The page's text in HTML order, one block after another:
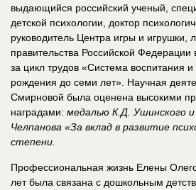
выдающийся российский ученый,
детской психологии, доктор
руководитель Центра игры и игрушки,
правительства Российской Федерации
за цикл трудов «Система воспитания и
рождения до семи лет». Научная
Смирновой была оценена высокими
наградами: медалью К.Д. Ушинского
Челпанова «За вклад в развитие
степени.
Профессиональная жизнь Елены
лет была связана с дошкольным